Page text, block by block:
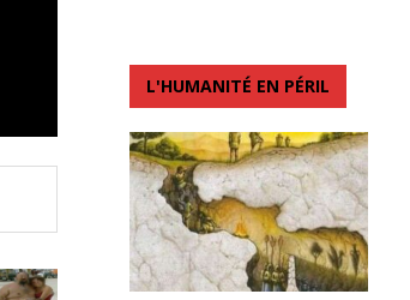
L'HUMANITÉ EN PÉRIL